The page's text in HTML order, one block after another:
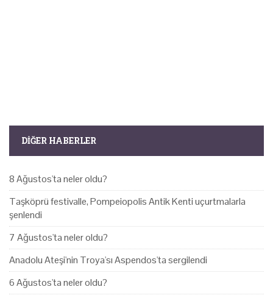
DIĞER HABERLER
8 Ağustos'ta neler oldu?
Taşköprü festivalle, Pompeiopolis Antik Kenti uçurtmalarla
şenlendi
7 Ağustos'ta neler oldu?
Anadolu Ateşi'nin Troya'sı Aspendos'ta sergilendi
6 Ağustos'ta neler oldu?